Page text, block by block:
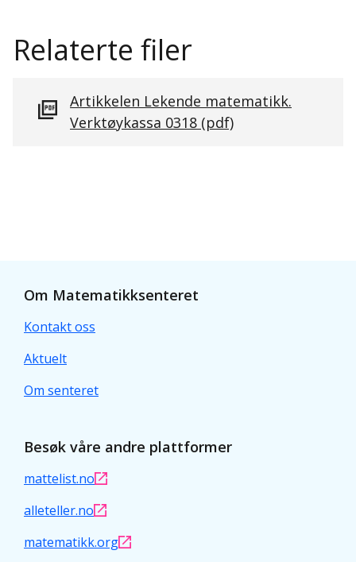
Relaterte filer
Artikkelen Lekende matematikk.
Verktøykassa 0318 (pdf)
Om Matematikksenteret
Kontakt oss
Aktuelt
Om senteret
Besøk våre andre plattformer
mattelist.no
alleteller.no
matematikk.org